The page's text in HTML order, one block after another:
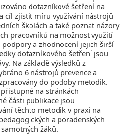
dotazníkové šetření na
cíl zjistit míru využívání nástrojů
školách a také poznat názory
pracovníků na možnost využití
a zhodnocení jejich širší
dotazníkového šetření jsou
Na základě výsledků z
6 nástrojů prevence a
do podoby metodik.
na stránkách
části publikace jsou
těchto metodik v praxi na
a poradenských
žáků.